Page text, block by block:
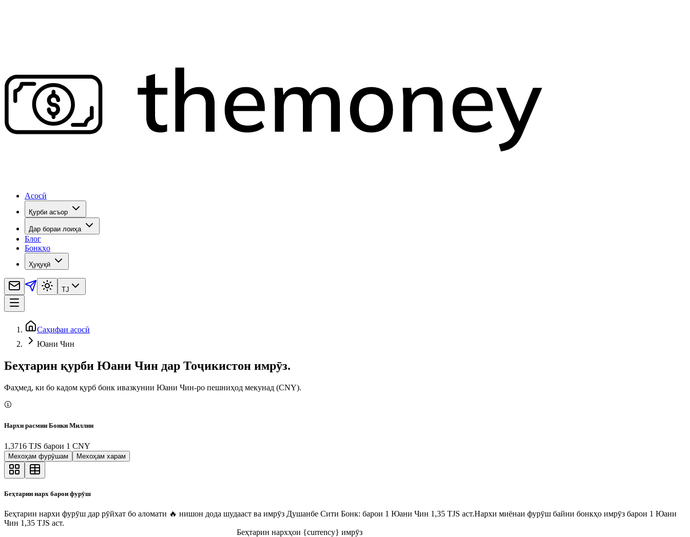
Асосӣ
Қурби асъор
Дар бораи лоиҳа
Блог
Бонкҳо
Ҳуқуқӣ
TJ
Саҳифаи асосӣ
Юани Чин
Беҳтарин қурби Юани Чин дар Тоҷикистон имрӯз.
Фаҳмед, ки бо кадом қурб бонк ивазкунии Юани Чин-ро пешниҳод мекунад (CNY).
Нархи расмии Бонки Миллии
1,3716 TJS барои 1 CNY
Мехоҳам фурӯшам Мехоҳам харам
Беҳтарин нарх барои фурӯш
Беҳтарин нархи фурӯш дар рӯйхат бо аломати 🔥 нишон дода шудааст ва имрӯз Душанбе Сити Бонк: барои 1 Юани Чин 1,35 TJS аст.Нархи миёнаи фурӯш байни бонкҳо имрӯз барои 1 Юани
Чин 1,35 TJS аст.
Беҳтарин нархҳои {currency} имрӯз